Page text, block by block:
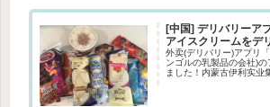
[中国] デリバリーア
アイスクリームをデ
外卖(デリバリー)アプリ
ンゴルの乳製品の会社)
ました！内蒙古伊利实业